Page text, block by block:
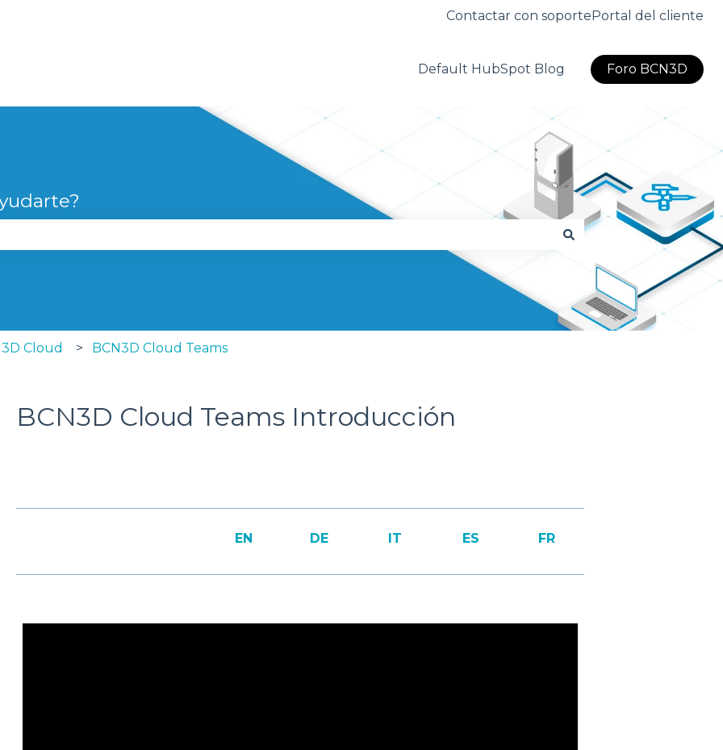
Contactar con soportePortal del cliente
Default HubSpot Blog Foro BCN3D
de búsqueda está vacío.
Cloud BCN3D Cloud Teams
BCN3D Cloud Teams Introducción
EN DE IT ES FR